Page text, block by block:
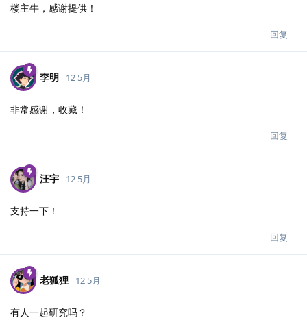
楼主牛，感谢提供！
回复
李明 12 5月
非常感谢，收藏！
回复
汪宇 12 5月
支持一下！
回复
老狐狸 12 5月
有人一起研究吗？